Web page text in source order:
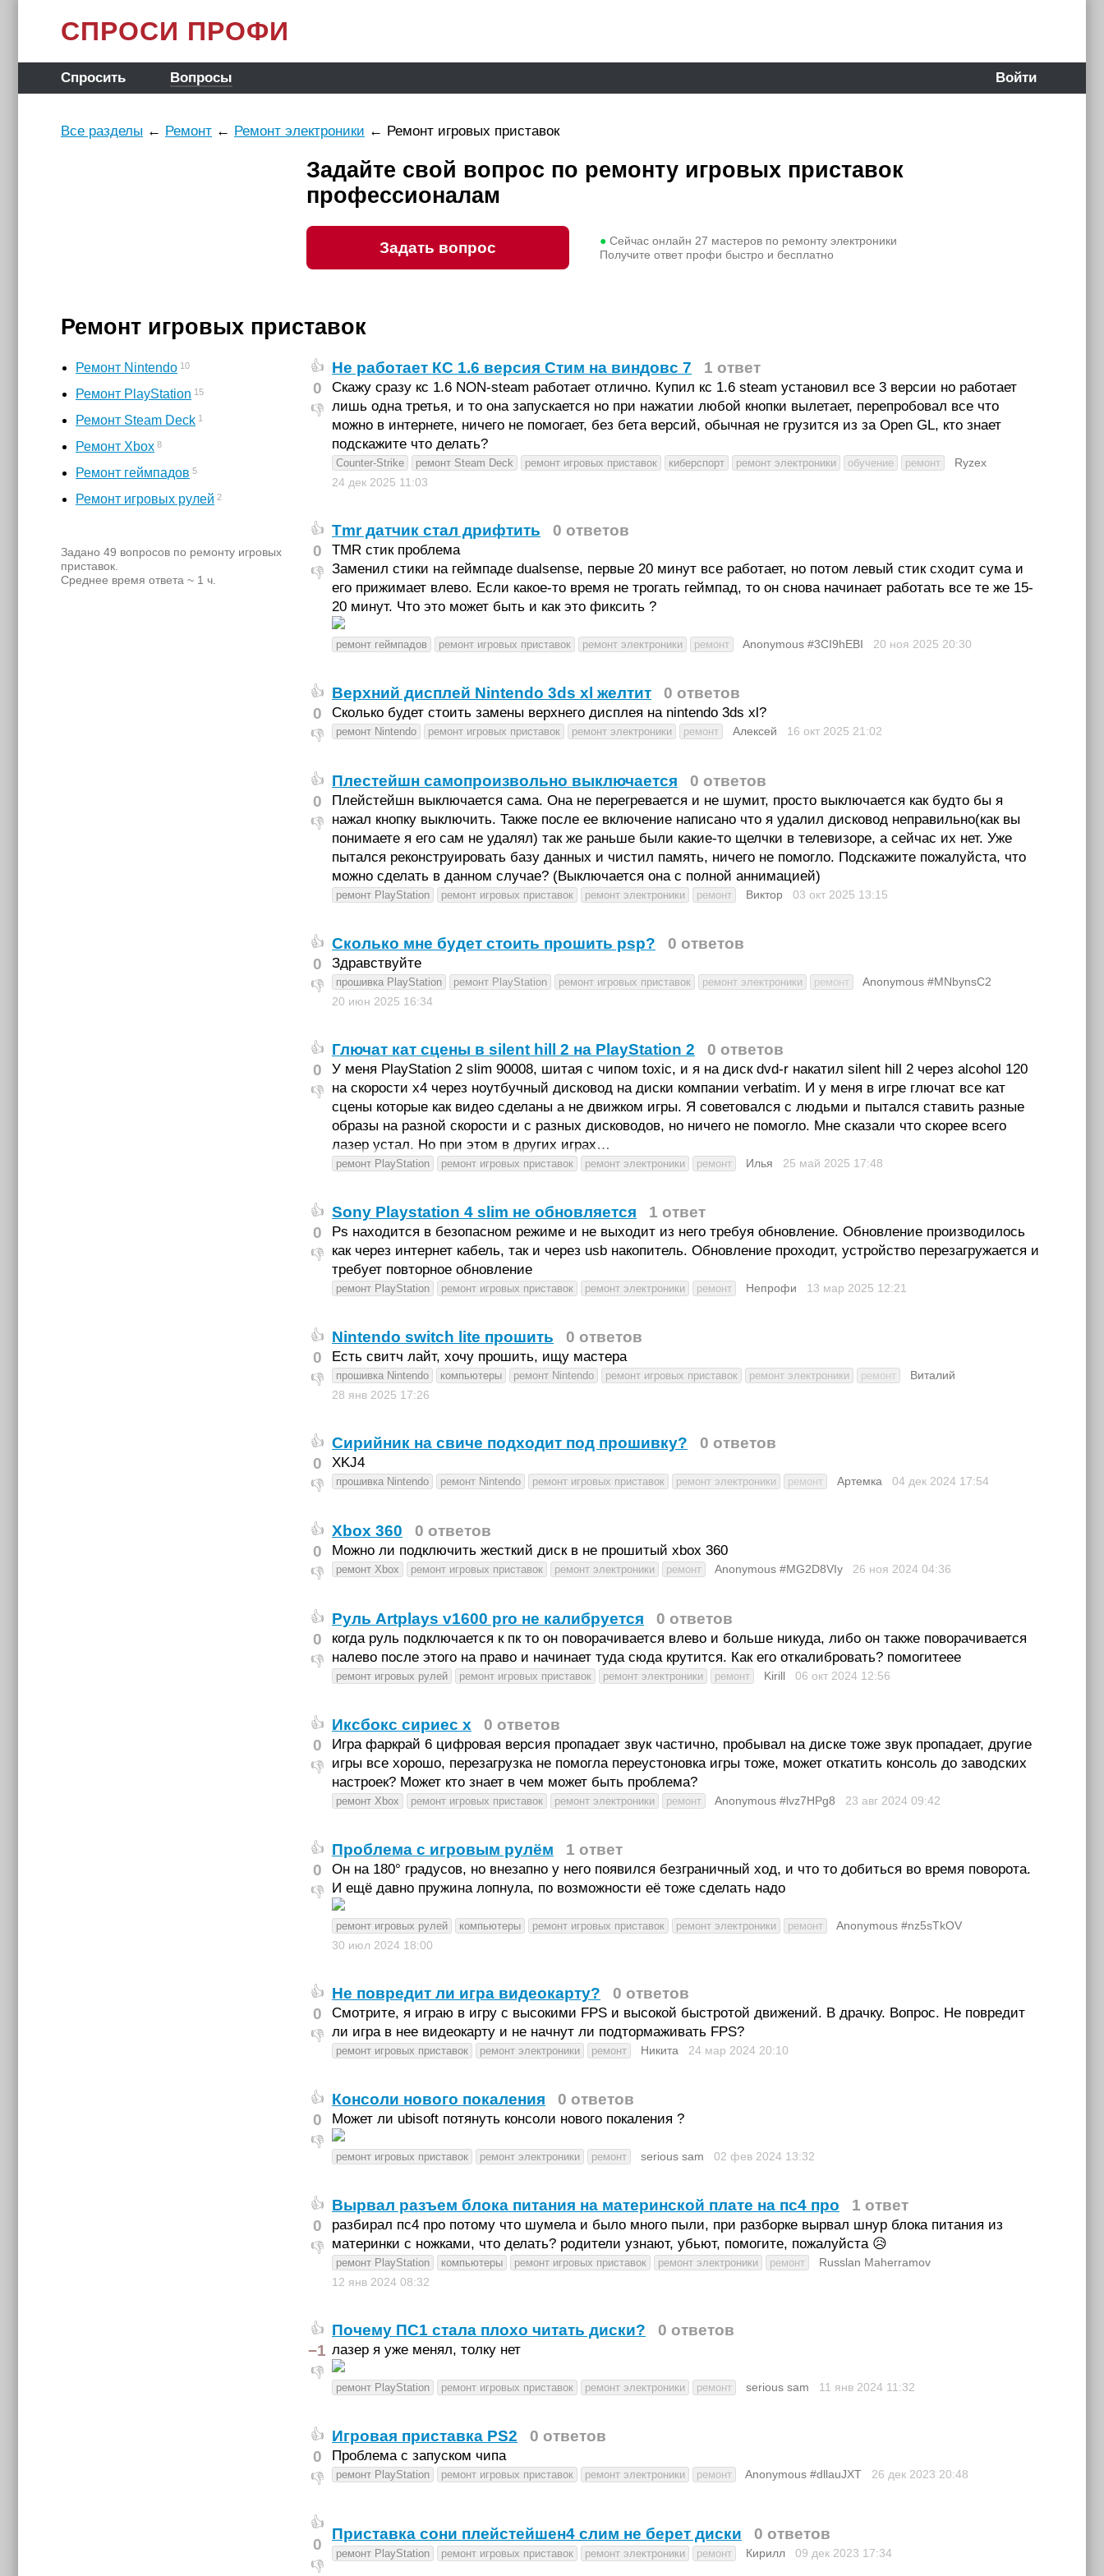
СПРОСИ ПРОФИ
Спросить Вопросы Войти
Все разделы ← Ремонт ← Ремонт электроники ← Ремонт игровых приставок
Задайте свой вопрос по ремонту игровых приставок
профессионалам
Задать вопрос ● Сейчас онлайн 27 мастеров по ремонту электроники
Получите ответ профи быстро и бесплатно
Ремонт игровых приставок
Ремонт Nintendo 10
Ремонт PlayStation 15
Ремонт Steam Deck 1
Ремонт Xbox 8
Ремонт геймпадов 5
Ремонт игровых рулей 2
Задано 49 вопросов по ремонту игровых
приставок.
Среднее время ответа ~ 1 ч.
👍
0
👎
Не работает КС 1.6 версия Стим на виндовс 7 1 ответ
Скажу сразу кс 1.6 NON-steam работает отлично. Купил кс 1.6 steam установил все 3 версии но работает
лишь одна третья, и то она запускается но при нажатии любой кнопки вылетает, перепробовал все что
можно в интернете, ничего не помогает, без бета версий, обычная не грузится из за Open GL, кто знает
подскажите что делать?
Counter-Strike ремонт Steam Deck ремонт игровых приставок киберспорт ремонт электроники обучение ремонт
Ryzex
24 дек 2025 11:03
👍
0
👎
Tmr датчик стал дрифтить 0 ответов
TMR стик проблема
Заменил стики на геймпаде dualsense, первые 20 минут все работает, но потом левый стик сходит сума и
его прижимает влево. Если какое-то время не трогать геймпад, то он снова начинает работать все те же 15-
20 минут. Что это может быть и как это фиксить ?
ремонт геймпадов ремонт игровых приставок ремонт электроники ремонт Anonymous #3CI9hEBI 20 ноя 2025 20:30
👍
0
👎
Верхний дисплей Nintendo 3ds xl желтит 0 ответов
Сколько будет стоить замены верхнего дисплея на nintendo 3ds xl?
ремонт Nintendo ремонт игровых приставок ремонт электроники ремонт Алексей 16 окт 2025 21:02
👍
0
👎
Плестейшн самопроизвольно выключается 0 ответов
Плейстейшн выключается сама. Она не перегревается и не шумит, просто выключается как будто бы я
нажал кнопку выключить. Также после ее включение написано что я удалил дисковод неправильно(как вы
понимаете я его сам не удалял) так же раньше были какие-то щелчки в телевизоре, а сейчас их нет. Уже
пытался реконструировать базу данных и чистил память, ничего не помогло. Подскажите пожалуйста, что
можно сделать в данном случае? (Выключается она с полной аннимацией)
ремонт PlayStation ремонт игровых приставок ремонт электроники ремонт Виктор 03 окт 2025 13:15
👍
0
👎
Сколько мне будет стоить прошить psp? 0 ответов
Здравствуйте
прошивка PlayStation ремонт PlayStation ремонт игровых приставок ремонт электроники ремонт
Anonymous #MNbynsC2
20 июн 2025 16:34
👍
0
👎
Глючат кат сцены в silent hill 2 на PlayStation 2 0 ответов
У меня PlayStation 2 slim 90008, шитая с чипом toxic, и я на диск dvd-r накатил silent hill 2 через alcohol 120
на скорости x4 через ноутбучный дисковод на диски компании verbatim. И у меня в игре глючат все кат
сцены которые как видео сделаны а не движком игры. Я советовался с людьми и пытался ставить разные
образы на разной скорости и с разных дисководов, но ничего не помогло. Мне сказали что скорее всего
лазер устал. Но при этом в других играх…
ремонт PlayStation ремонт игровых приставок ремонт электроники ремонт Илья 25 май 2025 17:48
👍
0
👎
Sony Playstation 4 slim не обновляется 1 ответ
Ps находится в безопасном режиме и не выходит из него требуя обновление. Обновление производилось
как через интернет кабель, так и через usb накопитель. Обновление проходит, устройство перезагружается и
требует повторное обновление
ремонт PlayStation ремонт игровых приставок ремонт электроники ремонт Непрофи 13 мар 2025 12:21
👍
0
👎
Nintendo switch lite прошить 0 ответов
Есть свитч лайт, хочу прошить, ищу мастера
прошивка Nintendo компьютеры ремонт Nintendo ремонт игровых приставок ремонт электроники ремонт
Виталий
28 янв 2025 17:26
👍
0
👎
Сирийник на свиче подходит под прошивку? 0 ответов
XKJ4
прошивка Nintendo ремонт Nintendo ремонт игровых приставок ремонт электроники ремонт Артемка 04 дек 2024 17:54
👍
0
👎
Xbox 360 0 ответов
Можно ли подключить жесткий диск в не прошитый xbox 360
ремонт Xbox ремонт игровых приставок ремонт электроники ремонт Anonymous #MG2D8VIy 26 ноя 2024 04:36
👍
0
👎
Руль Artplays v1600 pro не калибруется 0 ответов
когда руль подключается к пк то он поворачивается влево и больше никуда, либо он также поворачивается
налево после этого на право и начинает туда сюда крутится. Как его откалибровать? помогитеее
ремонт игровых рулей ремонт игровых приставок ремонт электроники ремонт Kirill 06 окт 2024 12:56
👍
0
👎
Иксбокс сириес х 0 ответов
Игра фаркрай 6 цифровая версия пропадает звук частично, пробывал на диске тоже звук пропадает, другие
игры все хорошо, перезагрузка не помогла переустоновка игры тоже, может откатить консоль до заводских
настроек? Может кто знает в чем может быть проблема?
ремонт Xbox ремонт игровых приставок ремонт электроники ремонт Anonymous #lvz7HPg8 23 авг 2024 09:42
👍
0
👎
Проблема с игровым рулём 1 ответ
Он на 180° градусов, но внезапно у него появился безграничный ход, и что то добиться во время поворота.
И ещё давно пружина лопнула, по возможности её тоже сделать надо
ремонт игровых рулей компьютеры ремонт игровых приставок ремонт электроники ремонт
Anonymous #nz5sTkOV
30 июл 2024 18:00
👍
0
👎
Не повредит ли игра видеокарту? 0 ответов
Смотрите, я играю в игру с высокими FPS и высокой быстротой движений. В драчку. Вопрос. Не повредит
ли игра в нее видеокарту и не начнут ли подтормаживать FPS?
ремонт игровых приставок ремонт электроники ремонт Никита 24 мар 2024 20:10
👍
0
👎
Консоли нового покаления 0 ответов
Может ли ubisoft потянуть консоли нового покаления ?
ремонт игровых приставок ремонт электроники ремонт serious sam 02 фев 2024 13:32
👍
0
👎
Вырвал разъем блока питания на материнской плате на пс4 про 1 ответ
разбирал пс4 про потому что шумела и было много пыли, при разборке вырвал шнур блока питания из
материнки с ножками, что делать? родители узнают, убьют, помогите, пожалуйста 😥
ремонт PlayStation компьютеры ремонт игровых приставок ремонт электроники ремонт
Russlan Maherramov
12 янв 2024 08:32
👍
−1
👎
Почему ПС1 стала плохо читать диски? 0 ответов
лазер я уже менял, толку нет
ремонт PlayStation ремонт игровых приставок ремонт электроники ремонт serious sam 11 янв 2024 11:32
👍
0
👎
Игровая приставка PS2 0 ответов
Проблема с запуском чипа
ремонт PlayStation ремонт игровых приставок ремонт электроники ремонт Anonymous #dllauJXT 26 дек 2023 20:48
👍
0
👎
Приставка сони плейстейшен4 слим не берет диски 0 ответов
ремонт PlayStation ремонт игровых приставок ремонт электроники ремонт Кирилл 09 дек 2023 17:34